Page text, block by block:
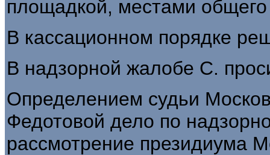
площадкой, местами общего
В кассационном порядке
В надзорной жалобе С.
Определением судьи
Федотовой дело по
рассмотрение президиума